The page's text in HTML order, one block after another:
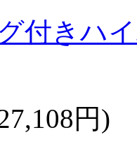
付きハ
円)